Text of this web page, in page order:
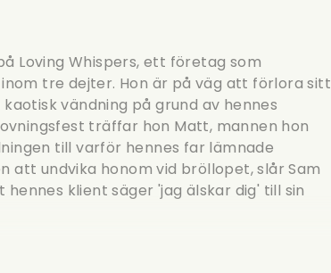
Loving Whispers, ett företag som
tre dejter. Hon är på väg att förlora sitt
vändning på grund av hennes
träffar hon Matt, mannen hon
till varför hennes far lämnade
att undvika honom vid bröllopet, slår Sam
klient säger 'jag älskar dig' till sin